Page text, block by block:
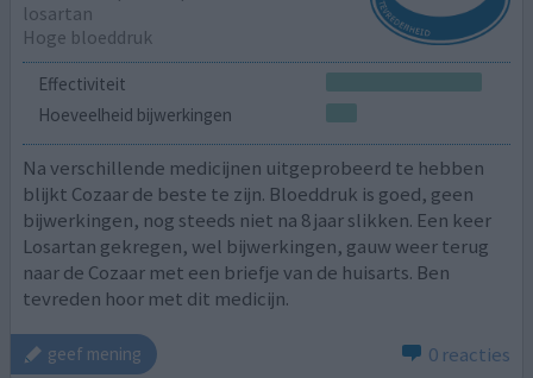
losartan
Hoge bloeddruk
Effectiviteit
Hoeveelheid bijwerkingen
Na verschillende medicijnen uitgeprobeerd te hebben
blijkt Cozaar de beste te zijn. Bloeddruk is goed, geen
bijwerkingen, nog steeds niet na 8 jaar slikken. Een keer
Losartan gekregen, wel bijwerkingen, gauw weer terug
naar de Cozaar met een briefje van de huisarts. Ben
tevreden hoor met dit medicijn.
geef mening 0 reacties